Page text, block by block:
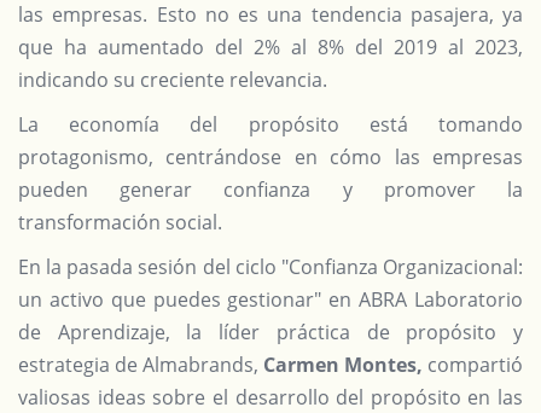
las empresas. Esto no es una tendencia pasajera, ya
que ha aumentado del 2% al 8% del 2019 al 2023,
indicando su creciente relevancia.
La economía del propósito está tomando
protagonismo, centrándose en cómo las empresas
pueden generar confianza y promover la
transformación social.
En la pasada sesión del ciclo "Confianza Organizacional:
un activo que puedes gestionar" en ABRA Laboratorio
de Aprendizaje, la líder práctica de propósito y
estrategia de Almabrands, Carmen Montes, compartió
valiosas ideas sobre el desarrollo del propósito en las